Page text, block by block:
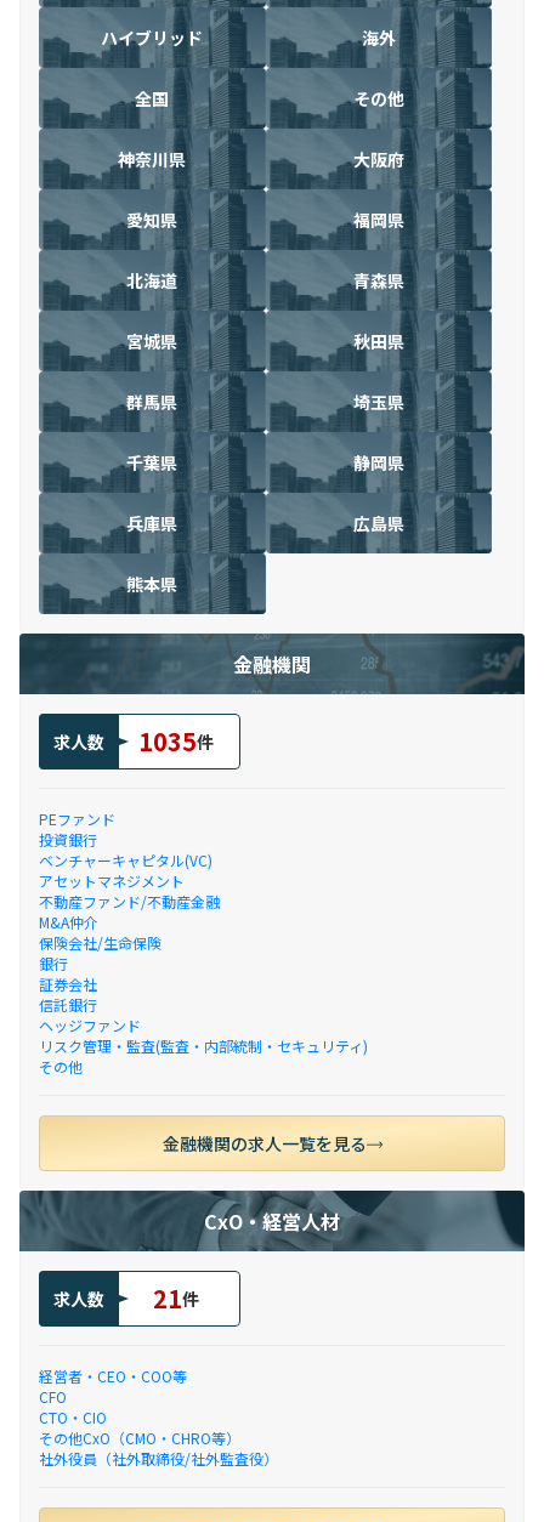
ハイブリッド 海外
全国 その他
神奈川県 大阪府
愛知県 福岡県
北海道 青森県
宮城県 秋田県
群馬県 埼玉県
千葉県 静岡県
兵庫県 広島県
熊本県
金融機関
求人数 1035件
PEファンド
投資銀行
ベンチャーキャピタル(VC)
アセットマネジメント
不動産ファンド/不動産金融
M&A仲介
保険会社/生命保険
銀行
証券会社
信託銀行
ヘッジファンド
リスク管理・監査(監査・内部統制・セキュリティ)
その他
金融機関の求人一覧を見る
CxO・経営人材
求人数 21件
経営者・CEO・COO等
CFO
CTO・CIO
その他CxO（CMO・CHRO等）
社外役員（社外取締役/社外監査役）